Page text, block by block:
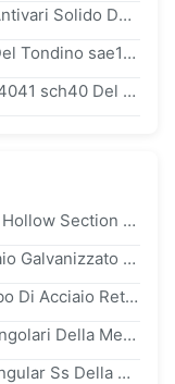
1,5" q690d Ha Lucidato Il Quadrato Antivari Solido Del Acciaio Al Carbonio Per L'industriale Duro
Lucidatura Trafilata A Freddo 1020 Del Tondino sae1045 sae4130 sae52100 Del Acciaio Al Carbonio Di AISI
Tondino Laminato A Caldo c45 AISI 4041 sch40 Del Acciaio Al Carbonio Di ASTM 1045 Per I Pilastri Del Viadotto
ASTM a500 Galvanized Rectangular Hollow Section Carbon Steel Tube For Building Structure
q355b q235 Tubo Quadrato Di Acciaio Galvanizzato Rettangolare Laminato A Caldo Per Ornamenti Architettonici
sae1060 60# Certificato iso9001 Tubo Di Acciaio Rettangolare Nero Laminato A Caldo Per Materiali Da Costruzione
10*10 Ai Profili D'acciaio Vuoti Rettangolari Della Metropolitana/Tubo Del Metallo Del Quadrato Della Mobilia Del Ferro 100*100
Il Produttore Wholesale Price Rectangular Ss Della Cina Convoglia La Metropolitana Quadrata Di Acciaio Inossidabile Di AISI ASTM JIS 304 In Azione